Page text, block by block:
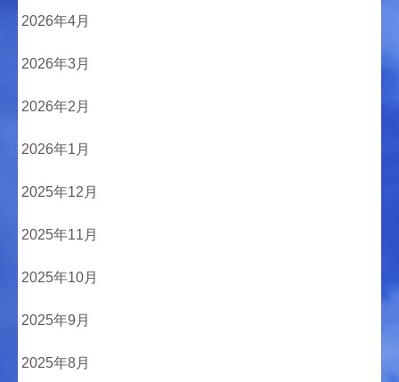
2026年4月
2026年3月
2026年2月
2026年1月
2025年12月
2025年11月
2025年10月
2025年9月
2025年8月